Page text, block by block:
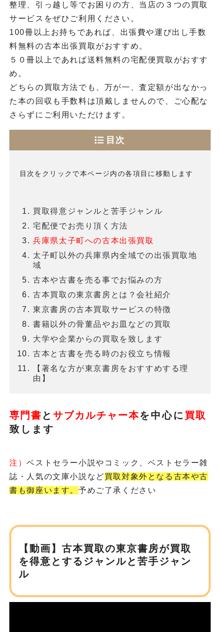
整理、引っ越し等でお困りの方、当店の３つの買取
サービスをぜひご利用ください。
100冊以上お持ちであれば、出張費や運び出し手数
料無料の古本出張買取がおすすめ。
５０冊以上であれば送料無料の宅配便買取がおすす
め。
どちらの買取方法でも、万が一、査定額が出なかっ
た本の回収も手数料は頂戴しませんので、ご心配な
さらずにご利用いただけます。
目次
目次をクリックで本ページ内の各項目に移動します
買取得意ジャンルと苦手ジャンル
宅配便でお売り頂く方法
兵庫県太子町への古本出張買取
太子町以外の兵庫県内全域での出張買取地
域
古本や古書を売る事でお悩みの方
古本買取の東京書房とは？会社紹介
東京書房の古本買取サービスの特徴
書籍以外の骨董品やお皿などの買取
大学や企業からの買取を致します
古本と古書を売る時のお役立ち情報
【著名な方が東京書房をおすすめする理
由】
専門書 とサブカルチャー本を 中心に 買取
致します
注）ベストセラー小説やコミック、ベストセラー雑
誌・人気の文庫小説など買取対象外となる古本や古
書も御座います。 予めご了承ください
【動画】古本買取の東京書房が買取
を得意とするジャンルと苦手ジャン
ル